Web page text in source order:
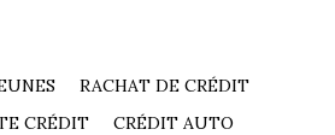
RACHAT DE CRÉDIT
CRÉDIT
CRÉDIT AUTO